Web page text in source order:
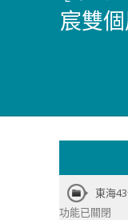
宸雙
東海
功能已關閉